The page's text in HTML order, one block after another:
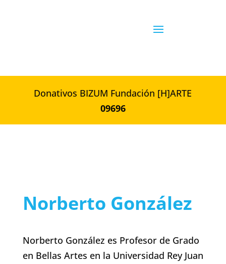
Donativos BIZUM Fundación [H]ARTE
09696
Norberto González
Norberto González es Profesor de Grado
en Bellas Artes en la Universidad Rey Juan